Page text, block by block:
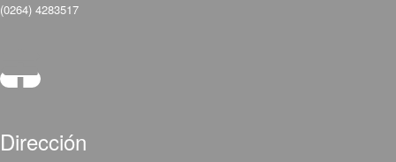
(0264) 4283517
Dirección